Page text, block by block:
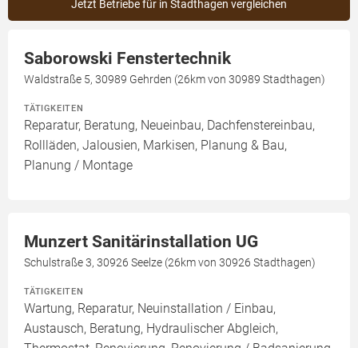
Jetzt Betriebe für in Stadthagen vergleichen
Saborowski Fenstertechnik
Waldstraße 5, 30989 Gehrden (26km von 30989 Stadthagen)
TÄTIGKEITEN
Reparatur, Beratung, Neueinbau, Dachfenstereinbau,
Rollläden, Jalousien, Markisen, Planung & Bau,
Planung / Montage
Munzert Sanitärinstallation UG
Schulstraße 3, 30926 Seelze (26km von 30926 Stadthagen)
TÄTIGKEITEN
Wartung, Reparatur, Neuinstallation / Einbau,
Austausch, Beratung, Hydraulischer Abgleich,